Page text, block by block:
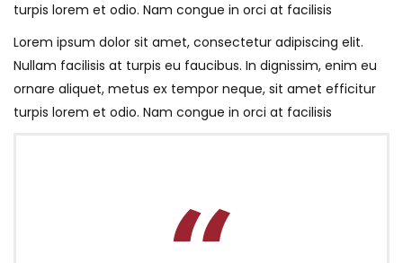
turpis lorem et odio. Nam congue in orci at facilisis
Lorem ipsum dolor sit amet, consectetur adipiscing elit.
Nullam facilisis at turpis eu faucibus. In dignissim, enim eu
ornare aliquet, metus ex tempor neque, sit amet efficitur
turpis lorem et odio. Nam congue in orci at facilisis